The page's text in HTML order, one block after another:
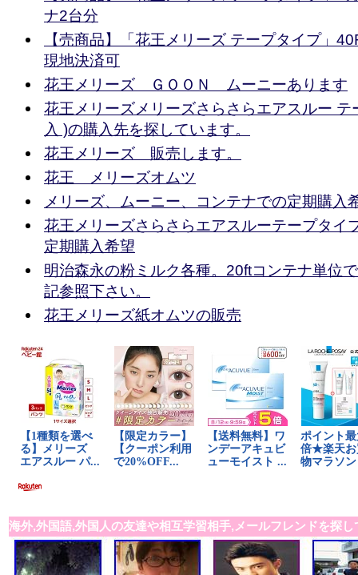
ナ2台分
【売商品】「花王メリーズ テープタイプ」
現地決済可
花王メリーズ ＧＯＯＮ ムーニーあります
花王メリーズメリーズさらさらエアスルー テ
入 )の購入先を探しています。
花王メリーズ 販売します。
花王 メリーズオムツ
メリーズ、ムーニー、コンテナでの定期購入
花王メリーズさらさらエアスルーテープタ
定期購入希望
明治森永の粉ミルク各種。20ftコンテナ単位
記参照下さい。
花王メリーズ紙オムツの販売
海外,外国語,外国人の友達や相互学習相手,メールフレンドを探し